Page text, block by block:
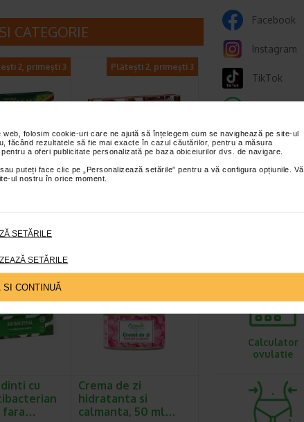
folosim cookie-uri care ne ajută să înțelegem cum se navighează pe site-ul
făcând rezultatele să fie mai exacte în cazul căutărilor, pentru a măsura
a oferi publicitate personalizată pe baza obiceiurilor dvs. de navigare.
puteți face clic pe „Personalizează setările” pentru a vă configura opțiunile. Vă
ul nostru în orice moment.
SETĂRILE
SETĂRILE
SI CONTINUĂ
CATEGORIE
2, primești 3
gingii
si dinti
pasta de dinti…
Plătești 2, primești 3
Pasta de dinti
protectie impotriva
2, primești 3
cu
fara…
Crema de zi
hidratanta si
calmanta, 50 ml…
Facebook
Instagram
TikTok
CALCULATOARE
Calculator
ovulatie